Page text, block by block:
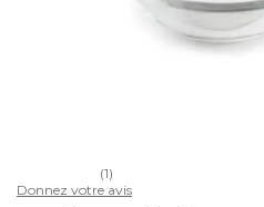
(1)
Donnez votre avis